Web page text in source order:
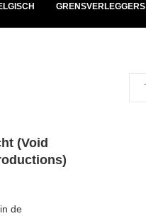
GRENSVERLEGGERS
(Void
de